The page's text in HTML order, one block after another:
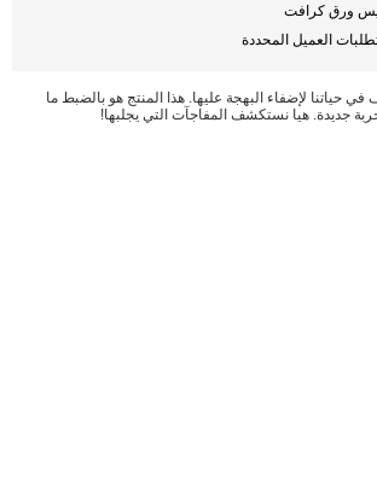
ورق كرافت
العميل المحددة
حياتنا لإضفاء البهجة عليها. هذا المنتج هو بالضبط ما
جديدة. هيا نستكشف المفاجآت التي يجلبها!